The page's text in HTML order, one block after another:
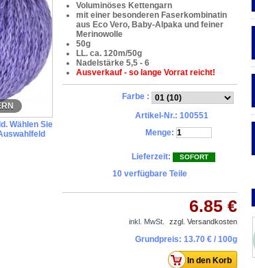
Wählen Sie
Voluminöses Kettengarn
mit einer besonderen Faserkombinatin
aus Eco Vero, Baby-Alpaka und feiner
Merinowolle
50g
LL. ca. 120m/50g
Nadelstärke 5,5 - 6
Ausverkauf - so lange Vorrat reicht!
Farbe :
Artikel-Nr.: 100551
Menge:
Lieferzeit: SOFORT
10 verfügbare Teile
6.85 €
inkl. MwSt. zzgl. Versandkosten
Grundpreis: 13.70 € / 100g